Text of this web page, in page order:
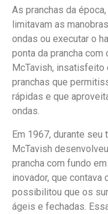
As pranchas da
limitavam as
ondas ou executar o
ponta da prancha
McTavish,
pranchas que
rápidas e que
ondas.
Em 1967, durante seu
McTavish
prancha com fundo
inovador, que contava
possibilitou que os
ágeis e fechadas.